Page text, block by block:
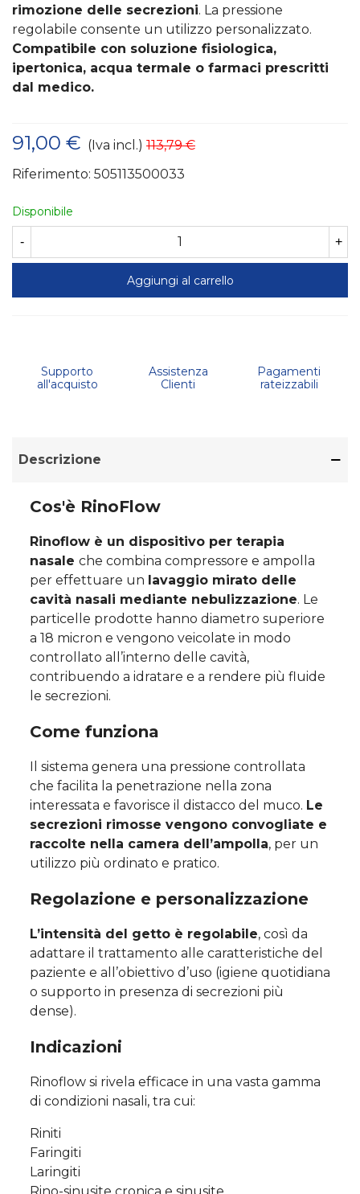
rimozione delle secrezioni. La pressione
regolabile consente un utilizzo personalizzato.
Compatibile con soluzione fisiologica,
ipertonica, acqua termale o farmaci prescritti
dal medico.
91,00 € (Iva incl.) 113,79 €
Riferimento: 505113500033
Disponibile
- +
Aggiungi al carrello
Supporto
all'acquisto
Assistenza
Clienti
Pagamenti
rateizzabili
Descrizione
Cos'è RinoFlow
Rinoflow è un dispositivo per terapia
nasale che combina compressore e ampolla
per effettuare un lavaggio mirato delle
cavità nasali mediante nebulizzazione. Le
particelle prodotte hanno diametro superiore
a 18 micron e vengono veicolate in modo
controllato all’interno delle cavità,
contribuendo a idratare e a rendere più fluide
le secrezioni.
Come funziona
Il sistema genera una pressione controllata
che facilita la penetrazione nella zona
interessata e favorisce il distacco del muco. Le
secrezioni rimosse vengono convogliate e
raccolte nella camera dell’ampolla, per un
utilizzo più ordinato e pratico.
Regolazione e personalizzazione
L’intensità del getto è regolabile, così da
adattare il trattamento alle caratteristiche del
paziente e all’obiettivo d’uso (igiene quotidiana
o supporto in presenza di secrezioni più
dense).
Indicazioni
Rinoflow si rivela efficace in una vasta gamma
di condizioni nasali, tra cui:
Riniti
Faringiti
Laringiti